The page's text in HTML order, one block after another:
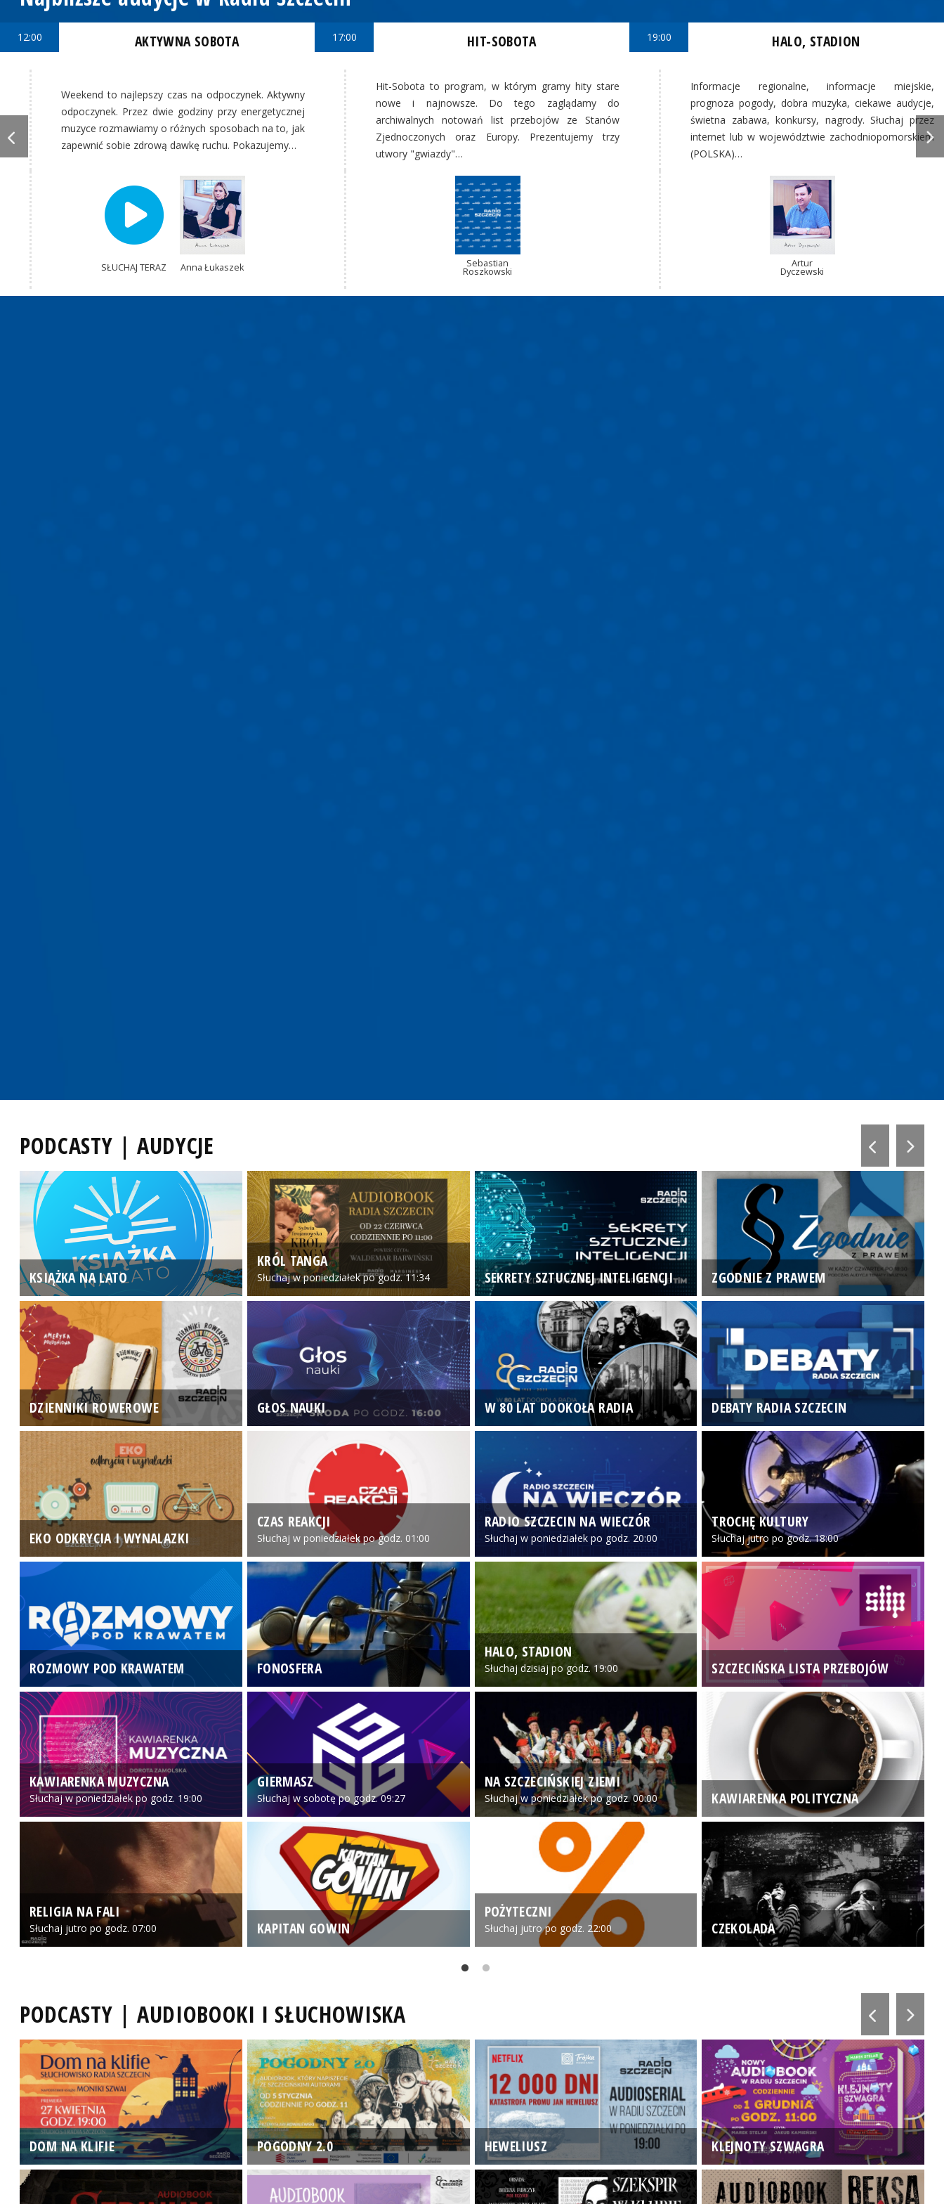
12:00 AKTYWNA SOBOTA
Weekend to najlepszy czas na odpoczynek. Aktywny
odpoczynek. Przez dwie godziny przy energetycznej
muzyce rozmawiamy o różnych sposobach na to, jak
zapewnić sobie zdrową dawkę ruchu. Pokazujemy…
SŁUCHAJ TERAZ Anna Łukaszek
17:00 HIT-SOBOTA
Hit-Sobota to program, w którym gramy hity stare
nowe i najnowsze. Do tego zaglądamy do
archiwalnych notowań list przebojów ze Stanów
Zjednoczonych oraz Europy. Prezentujemy trzy
utwory "gwiazdy"…
Sebastian
Roszkowski
19:00 HALO, STADION
Informacje regionalne, informacje miejskie,
prognoza pogody, dobra muzyka, ciekawe audycje,
świetna zabawa, konkursy, nagrody. Słuchaj przez
internet lub w województwie zachodniopomorskiem
(POLSKA)…
Artur
Dyczewski
PODCASTY | AUDYCJE
KSIĄŻKA NA LATO
KRÓL TANGA
Słuchaj w poniedziałek po godz. 11:34 SEKRETY SZTUCZNEJ INTELIGENCJI ZGODNIE Z PRAWEM
DZIENNIKI ROWEROWE GŁOS NAUKI W 80 LAT DOOKOŁA RADIA DEBATY RADIA SZCZECIN
EKO ODKRYCIA I WYNALAZKI
CZAS REAKCJI
Słuchaj w poniedziałek po godz. 01:00
RADIO SZCZECIN NA WIECZÓR
Słuchaj w poniedziałek po godz. 20:00
TROCHĘ KULTURY
Słuchaj jutro po godz. 18:00
ROZMOWY POD KRAWATEM FONOSFERA
HALO, STADION
Słuchaj dzisiaj po godz. 19:00 SZCZECIŃSKA LISTA PRZEBOJÓW
KAWIARENKA MUZYCZNA
Słuchaj w poniedziałek po godz. 19:00
GIERMASZ
Słuchaj w sobotę po godz. 09:27
NA SZCZECIŃSKIEJ ZIEMI
Słuchaj w poniedziałek po godz. 00:00 KAWIARENKA POLITYCZNA
RELIGIA NA FALI
Słuchaj jutro po godz. 07:00 KAPITAN GOWIN
POŻYTECZNI
Słuchaj jutro po godz. 22:00 CZEKOLADA
PODCASTY | AUDIOBOOKI I SŁUCHOWISKA
DOM NA KLIFIE POGODNY 2.0 HEWELIUSZ KLEJNOTY SZWAGRA